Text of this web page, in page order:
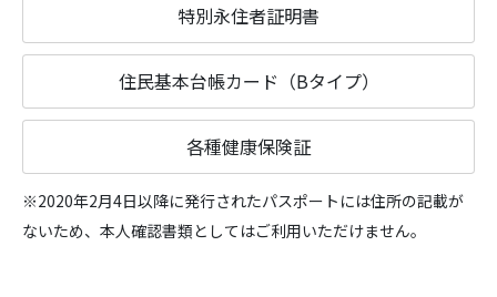
特別永住者証明書
住民基本台帳カード（Bタイプ）
各種健康保険証
※2020年2月4日以降に発行されたパスポートには住所の記載が
ないため、本人確認書類としてはご利用いただけません。